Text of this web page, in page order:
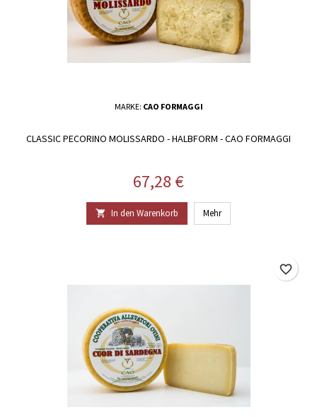
MARKE: CAO FORMAGGI
CLASSIC PECORINO MOLISSARDO - HALBFORM - CAO FORMAGGI
Preis
67,28 €
 In den Warenkorb Mehr
favorite_border